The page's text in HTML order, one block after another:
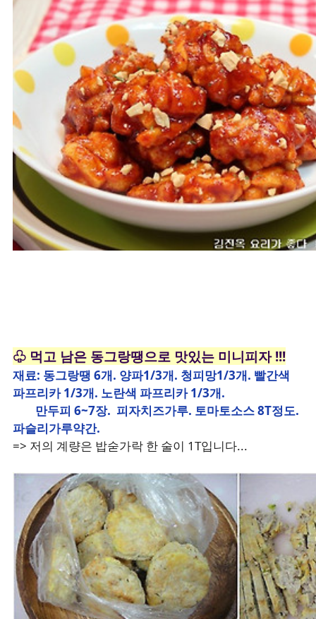
♧ 먹고 남은 동그랑땡으로 맛있는 미니피자 !!!
재료: 동그랑땡 6개. 양파1/3개. 청피망1/3개. 빨간색
파프리카 1/3개. 노란색 파프리카 1/3개.
만두피 6~7장. 피자치즈가루. 토마토소스 8T정도.
파슬리가루약간.
=> 저의 계량은 밥숟가락 한 술이 1T입니다...